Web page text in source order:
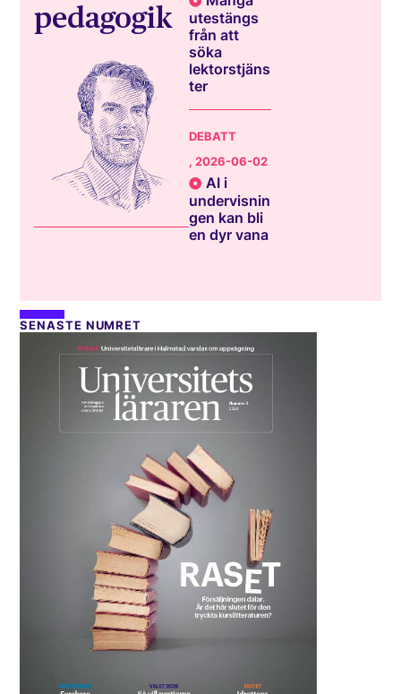
pedagogik
utestängs
från att
söka
lektorstjäns
ter
DEBATT
, 2026-06-02
AI i
undervisnin
gen kan bli
en dyr vana
SENASTE NUMRET